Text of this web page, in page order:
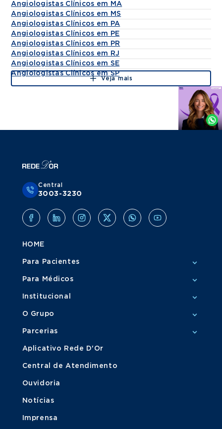
Angiologistas Clínicos em MA
Angiologistas Clínicos em MS
Angiologistas Clínicos em PA
Angiologistas Clínicos em PE
Angiologistas Clínicos em PR
Angiologistas Clínicos em RJ
Angiologistas Clínicos em SE
Angiologistas Clínicos em SP
Veja mais
Agende
Whatsapp
Central
3003-3230
HOME
Para Pacientes
Para Médicos
Institucional
O Grupo
Parcerias
Aplicativo Rede D'Or
Central de Atendimento
Ouvidoria
Notícias
Imprensa